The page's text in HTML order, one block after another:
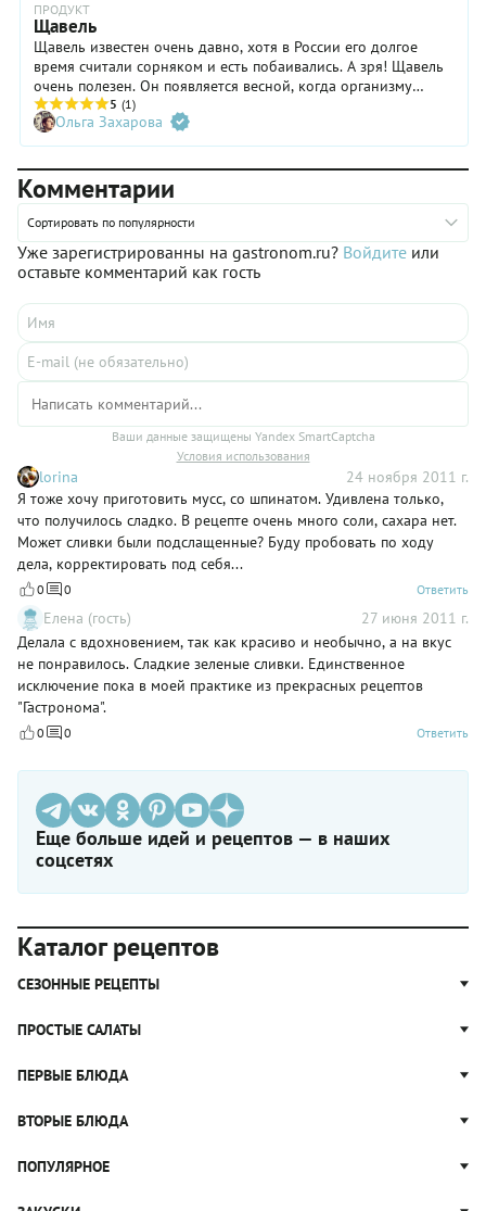
ПРОДУКТ
Щавель
Щавель известен очень давно, хотя в России его долгое
время считали сорняком и есть побаивались. А зря! Щавель
очень полезен. Он появляется весной, когда организму
особенно не хватает витаминов. На рынке основным
сезоном грунтового щавеля обычно становится май-июнь,
хотя в супермаркетах тепличный щавель продается круглый
год.
5 (1)
Ольга Захарова
Комментарии
Сортировать по популярности
Уже зарегистрированны на gastronom.ru? Войдите или
оставьте комментарий как гость
Ваши данные защищены Yandex SmartCaptcha
Условия использования
lorina
24 ноября 2011 г.
Я тоже хочу приготовить мусс, со шпинатом. Удивлена только,
что получилось сладко. В рецепте очень много соли, сахара нет.
Может сливки были подслащенные? Буду пробовать по ходу
дела, корректировать под себя...
0 0 Ответить
Елена (гость)
27 июня 2011 г.
Делала с вдохновением, так как красиво и необычно, а на вкус
не понравилось. Сладкие зеленые сливки. Единственное
исключение пока в моей практике из прекрасных рецептов
"Гастронома".
0 0 Ответить
Еще больше идей и рецептов — в наших
соцсетях
Каталог рецептов
СЕЗОННЫЕ РЕЦЕПТЫ
Рецепты из капусты
Рецепты с грибами
Яблочные пироги
Блюда из тыквы
ПРОСТЫЕ САЛАТЫ
Простые салаты
Салат Цезарь
Салат Нисуаз
ПЕРВЫЕ БЛЮДА
Щи
Рассольник
Гороховый суп
ВТОРЫЕ БЛЮДА
Котлеты
ПОПУЛЯРНОЕ
Пицца